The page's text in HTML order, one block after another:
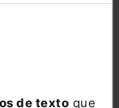
de texto que
Social +